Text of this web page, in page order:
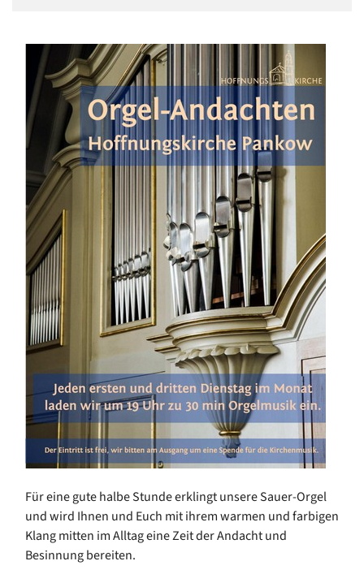
Für eine gute halbe Stunde erklingt unsere Sauer-Orgel
und wird Ihnen und Euch mit ihrem warmen und farbigen
Klang mitten im Alltag eine Zeit der Andacht und
Besinnung bereiten.